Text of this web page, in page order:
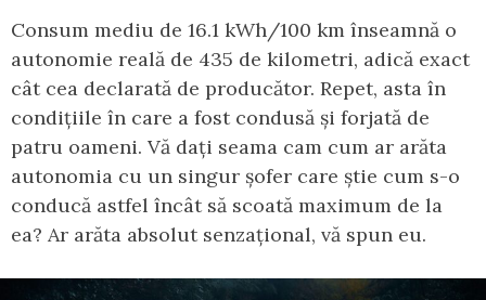
Consum mediu de 16.1 kWh/100 km înseamnă o
autonomie reală de 435 de kilometri, adică exact
cât cea declarată de producător. Repet, asta în
condițiile în care a fost condusă și forjată de
patru oameni. Vă dați seama cam cum ar arăta
autonomia cu un singur șofer care știe cum s-o
conducă astfel încât să scoată maximum de la
ea? Ar arăta absolut senzațional, vă spun eu.